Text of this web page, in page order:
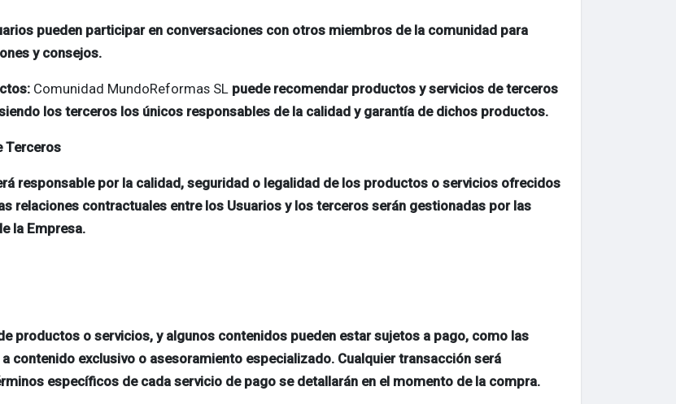
pueden participar en conversaciones con otros miembros de la comunidad para
y consejos.
Comunidad MundoReformas SL puede recomendar productos y servicios de terceros
los terceros los únicos responsables de la calidad y garantía de dichos productos.
Terceros
responsable por la calidad, seguridad o legalidad de los productos o servicios ofrecidos
relaciones contractuales entre los Usuarios y los terceros serán gestionadas por las
la Empresa.
productos o servicios, y algunos contenidos pueden estar sujetos a pago, como las
contenido exclusivo o asesoramiento especializado. Cualquier transacción será
específicos de cada servicio de pago se detallarán en el momento de la compra.